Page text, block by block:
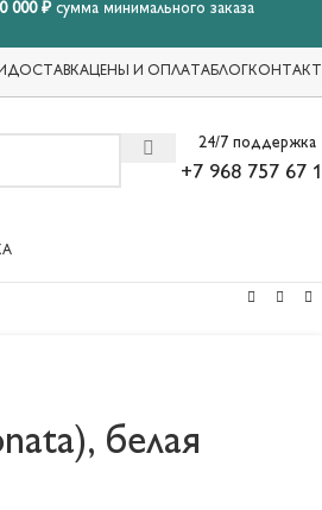
000 ₽сумма минимального заказа
ДОСТАВКАЦЕНЫ И ОПЛАТАБЛОГ
24/7 поддержка
+7 968 757 67
белая